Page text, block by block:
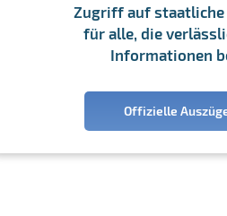
Zugriff auf staatliche
für alle, die
Informationen
Offizielle